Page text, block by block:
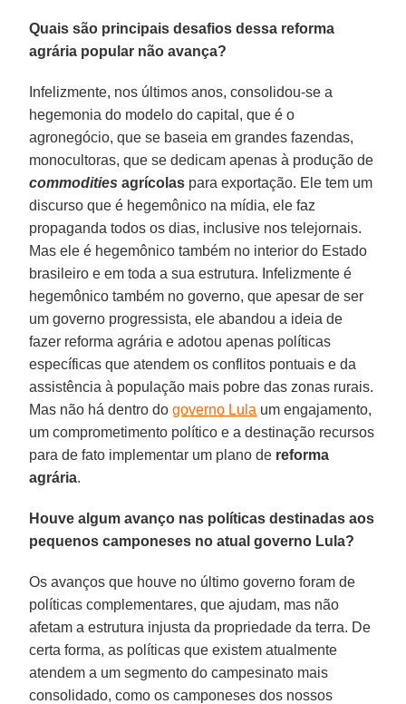
Quais são principais desafios dessa reforma
agrária popular não avança?
Infelizmente, nos últimos anos, consolidou-se a
hegemonia do modelo do capital, que é o
agronegócio, que se baseia em grandes fazendas,
monocultoras, que se dedicam apenas à produção de
commodities agrícolas para exportação. Ele tem um
discurso que é hegemônico na mídia, ele faz
propaganda todos os dias, inclusive nos telejornais.
Mas ele é hegemônico também no interior do Estado
brasileiro e em toda a sua estrutura. Infelizmente é
hegemônico também no governo, que apesar de ser
um governo progressista, ele abandou a ideia de
fazer reforma agrária e adotou apenas políticas
específicas que atendem os conflitos pontuais e da
assistência à população mais pobre das zonas rurais.
Mas não há dentro dogoverno Lula um engajamento,
um comprometimento político e a destinação recursos
para de fato implementar um plano de reforma
agrária.
Houve algum avanço nas políticas destinadas aos
pequenos camponeses no atual governo Lula?
Os avanços que houve no último governo foram de
políticas complementares, que ajudam, mas não
afetam a estrutura injusta da propriedade da terra. De
certa forma, as políticas que existem atualmente
atendem a um segmento do campesinato mais
consolidado, como os camponeses dos nossos